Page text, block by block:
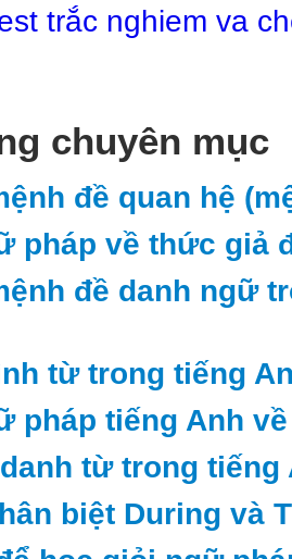
trắc nghiem va
chuyên mục
đề quan hệ
pháp về thức giả
đề danh ngữ
từ trong tiếng
pháp tiếng Anh
từ trong tiếng
biệt During và